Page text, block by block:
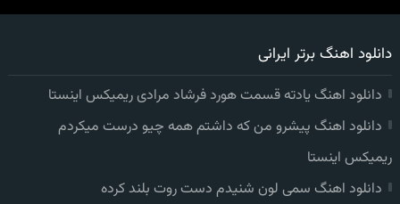
دانلود اهنگ برتر ایرانی
دانلود اهنگ یادته قسمت هورد فرشاد مرادی ریمیکس اینستا
دانلود اهنگ پیشرو من که داشتم همه چیو درست میکردم
ریمیکس اینستا
دانلود اهنگ سمی لون شنیدم دست روت بلند کرده